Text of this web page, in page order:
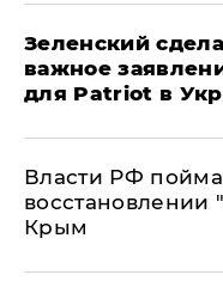
Зеленский
важное
для Patriot в
Власти РФ
восстановлении
Крым